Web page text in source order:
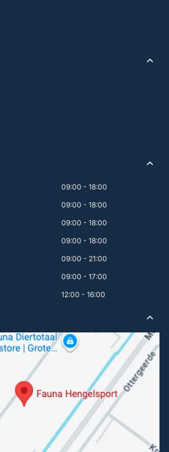
09:00 - 18:00
09:00 - 18:00
09:00 - 18:00
09:00 - 18:00
09:00 - 21:00
09:00 - 17:00
12:00 - 16:00